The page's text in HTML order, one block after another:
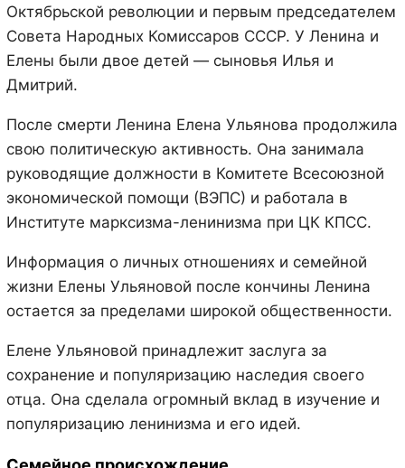
Октябрьской революции и первым председателем
Совета Народных Комиссаров СССР. У Ленина и
Елены были двое детей — сыновья Илья и
Дмитрий.
После смерти Ленина Елена Ульянова продолжила
свою политическую активность. Она занимала
руководящие должности в Комитете Всесоюзной
экономической помощи (ВЭПС) и работала в
Институте марксизма-ленинизма при ЦК КПСС.
Информация о личных отношениях и семейной
жизни Елены Ульяновой после кончины Ленина
остается за пределами широкой общественности.
Елене Ульяновой принадлежит заслуга за
сохранение и популяризацию наследия своего
отца. Она сделала огромный вклад в изучение и
популяризацию ленинизма и его идей.